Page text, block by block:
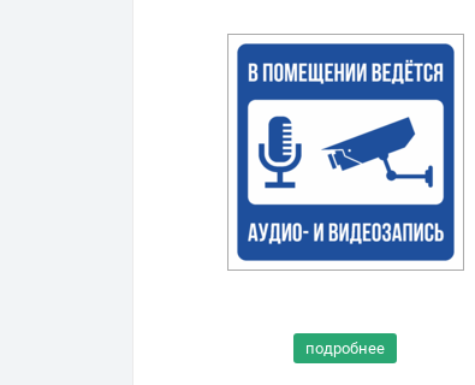
подробнее